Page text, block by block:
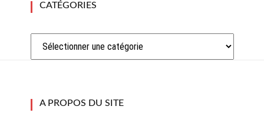
CATÉGORIES
A PROPOS DU SITE